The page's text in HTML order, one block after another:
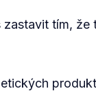
tím, že